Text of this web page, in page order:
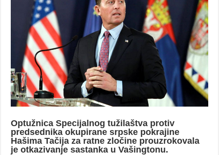
Optužnica Specijalnog tužilaštva protiv
predsednika okupirane srpske pokrajine
Hašima Tačija za ratne zločine prouzrokovala
je otkazivanje sastanka u Vašingtonu.